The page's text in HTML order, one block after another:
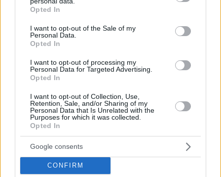
grant or deny consent to Google and its third-party tags to
use your data for below specified purposes in below Google
consent section.
Opted In
I want to opt-out of the Sale of my
Personal Data.
Opted In
I want to opt-out of processing my
Personal Data for Targeted Advertising.
Opted In
I want to opt-out of Collection, Use,
Retention, Sale, and/or Sharing of my
Personal Data that Is Unrelated with the
Purposes for which it was collected.
Opted In
Google consents
CONFIRM
αποδέκτη, σαμποτάροντας τους βομβητές.
Δηλαδή εάν οι βομβητές κατασκευάστηκαν ως
φονικές συσκευές, ή παγιδεύτηκαν μετά την
κατασκευή τους.
Το σημαντικότερο, ίσως, ερώτημα, είναι το τι θα
Χεζμπολάχ, άλλωστε, είναι φιλοϊρανική
(εξοπλίζεται από το Ιράν) και σύμμαχος της
Χαμάς με την οποία το Ισραήλ βρίσκεται σε
πόλεμο. Η Χεζμπολάχ κατηγόρησε το Ισραήλ
ότι είναι «εξ ολοκλήρου υπεύθυνο» για την
ταυτόχρονη έκρηξη των βομβητών και